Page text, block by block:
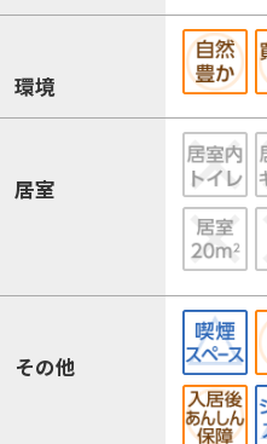
環境
居室
その他